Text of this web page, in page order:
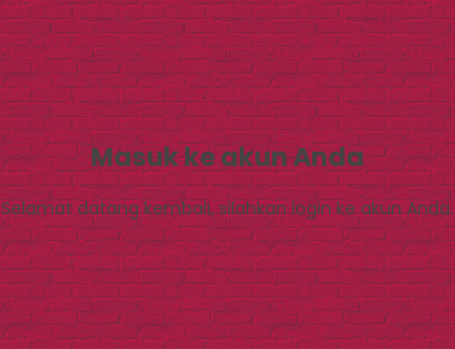
Masuk ke akun Anda
Selamat datang kembali, silahkan login ke akun Anda.